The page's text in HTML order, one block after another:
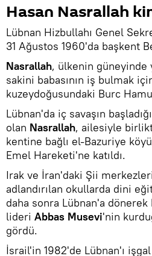
Hasan Nasrallah
Lübnan Hizbullahı Genel
31 Ağustos 1960'da başkent
Nasrallah, ülkenin güneyinde
sakini babasının iş bulmak
kuzeydoğusundaki Burc
Lübnan'da iç savaşın
olan Nasrallah, ailesiyle
kentine bağlı el-Bazuriye
Emel Hareketi'ne katıldı.
Irak ve İran'daki Şii
adlandırılan okullarda dini
daha sonra Lübnan'a
lideri Abbas Musevi'nin
gördü.
İsrail'in 1982'de Lübnan'ı